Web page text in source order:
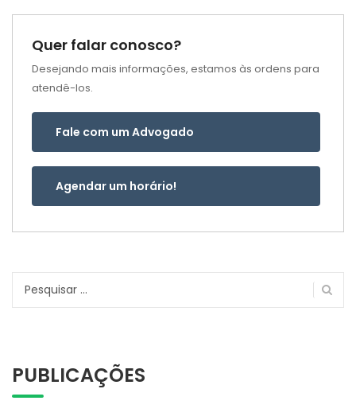
Quer falar conosco?
Desejando mais informações, estamos às ordens para
atendê-los.
Fale com um Advogado
Agendar um horário!
Pesquisar
PUBLICAÇÕES